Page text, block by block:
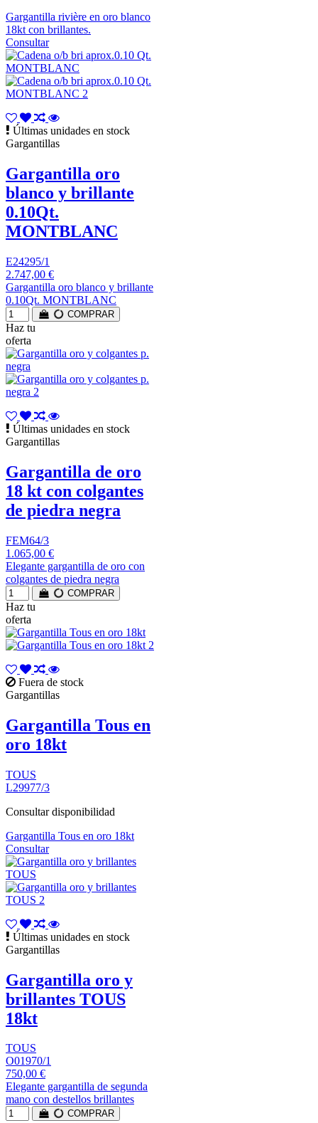
Gargantilla rivière en oro blanco
18kt con brillantes.
Consultar
Últimas unidades en stock
Gargantillas
Gargantilla oro
blanco y brillante
0.10Qt.
MONTBLANC
E24295/1
2.747,00 €
Gargantilla oro blanco y brillante
0.10Qt. MONTBLANC
COMPRAR
Haz tu
oferta
Últimas unidades en stock
Gargantillas
Gargantilla de oro
18 kt con colgantes
de piedra negra
FEM64/3
1.065,00 €
Elegante gargantilla de oro con
colgantes de piedra negra
COMPRAR
Haz tu
oferta
Fuera de stock
Gargantillas
Gargantilla Tous en
oro 18kt
TOUS
L29977/3
Consultar disponibilidad
Gargantilla Tous en oro 18kt
Consultar
Últimas unidades en stock
Gargantillas
Gargantilla oro y
brillantes TOUS
18kt
TOUS
O01970/1
750,00 €
Elegante gargantilla de segunda
mano con destellos brillantes
COMPRAR